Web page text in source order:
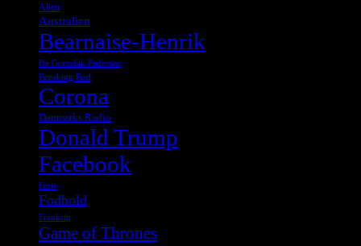
Alien
Australien
Bearnaise-Henrik
Bo Gorzelak Pedersen
Breaking Bad
Corona
Danmarks Radio
Donald Trump
Facebook
Ferie
Fodbold
Frankrig
Game of Thrones